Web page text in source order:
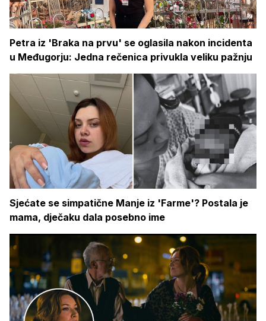
Petra iz 'Braka na prvu' se oglasila nakon incidenta
u Međugorju: Jedna rečenica privukla veliku pažnju
Sjećate se simpatične Manje iz 'Farme'? Postala je
mama, dječaku dala posebno ime